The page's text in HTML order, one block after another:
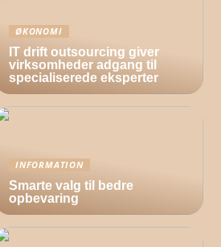
ØKONOMI
IT drift outsourcing giver
virksomheder adgang til
specialiserede eksperter
INFORMATION
Smarte valg til bedre
opbevaring